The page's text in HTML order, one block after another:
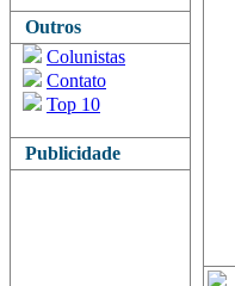
Outros
Colunistas
Contato
Top 10
Publicidade